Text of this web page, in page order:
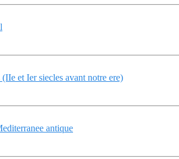
et Ier siecles avant notre ere)
antique